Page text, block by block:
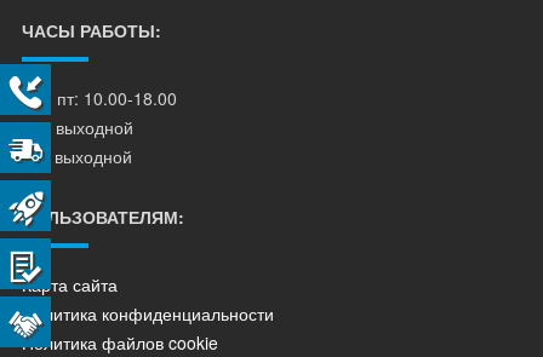
ЧАСЫ РАБОТЫ:
пн - пт: 10.00-18.00
сб - выходной
вс - выходной
ПОЛЬЗОВАТЕЛЯМ:
Карта сайта
Политика конфиденциальности
Политика файлов cookie